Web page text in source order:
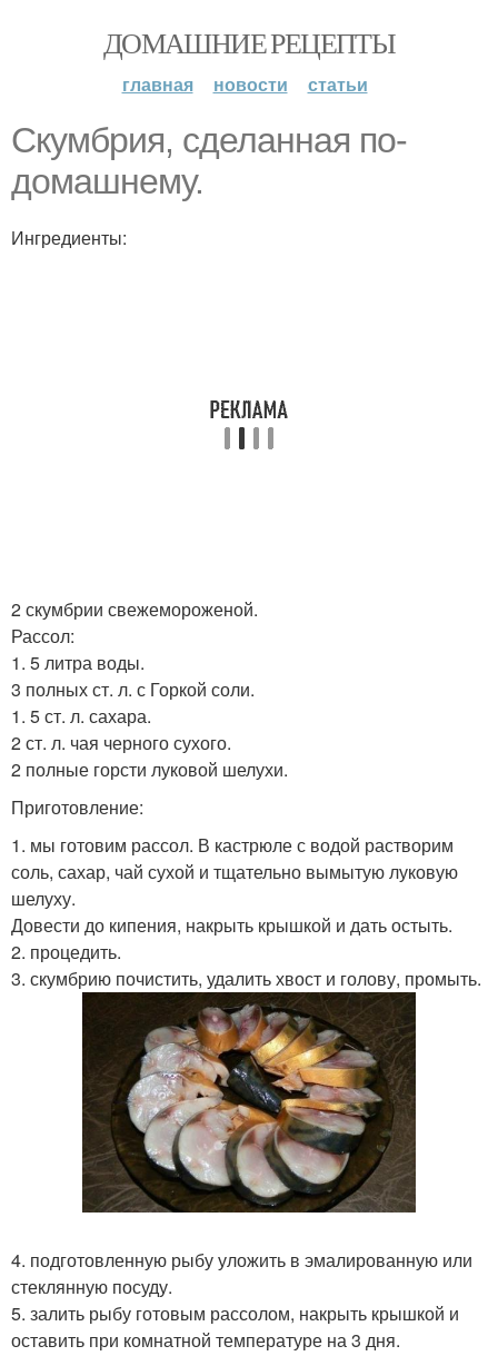
ДОМАШНИЕ РЕЦЕПТЫ
главная новости статьи
Скумбрия, сделанная по-
домашнему.
Ингредиенты:
2 скумбрии свежемороженой.
Рассол:
1. 5 литра воды.
3 полных ст. л. с Горкой соли.
1. 5 ст. л. сахара.
2 ст. л. чая черного сухого.
2 полные горсти луковой шелухи.
Приготовление:
1. мы готовим рассол. В кастрюле с водой растворим
соль, сахар, чай сухой и тщательно вымытую луковую
шелуху.
Довести до кипения, накрыть крышкой и дать остыть.
2. процедить.
3. скумбрию почистить, удалить хвост и голову, промыть.
4. подготовленную рыбу уложить в эмалированную или
стеклянную посуду.
5. залить рыбу готовым рассолом, накрыть крышкой и
оставить при комнатной температуре на 3 дня.